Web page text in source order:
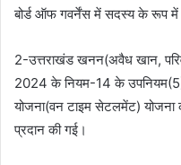
बोर्ड ऑफ गवर्नेंस में सदस्य के रूप में
2-उत्तराखंड खनन(अवैध खान,
2024 के नियम-14 के
योजना(वन टाइम सेटलमेंट)
प्रदान की गई।